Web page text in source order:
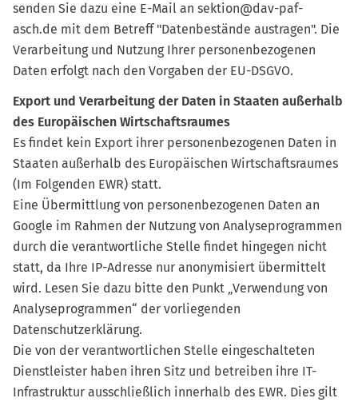
senden Sie dazu eine E-Mail an sektion@dav-paf-
asch.de mit dem Betreff "Datenbestände austragen". Die
Verarbeitung und Nutzung Ihrer personenbezogenen
Daten erfolgt nach den Vorgaben der EU-DSGVO.
Export und Verarbeitung der Daten in Staaten außerhalb
des Europäischen Wirtschaftsraumes
Es findet kein Export ihrer personenbezogenen Daten in
Staaten außerhalb des Europäischen Wirtschaftsraumes
(Im Folgenden EWR) statt.
Eine Übermittlung von personenbezogenen Daten an
Google im Rahmen der Nutzung von Analyseprogrammen
durch die verantwortliche Stelle findet hingegen nicht
statt, da Ihre IP-Adresse nur anonymisiert übermittelt
wird. Lesen Sie dazu bitte den Punkt „Verwendung von
Analyseprogrammen“ der vorliegenden
Datenschutzerklärung.
Die von der verantwortlichen Stelle eingeschalteten
Dienstleister haben ihren Sitz und betreiben ihre IT-
Infrastruktur ausschließlich innerhalb des EWR. Dies gilt